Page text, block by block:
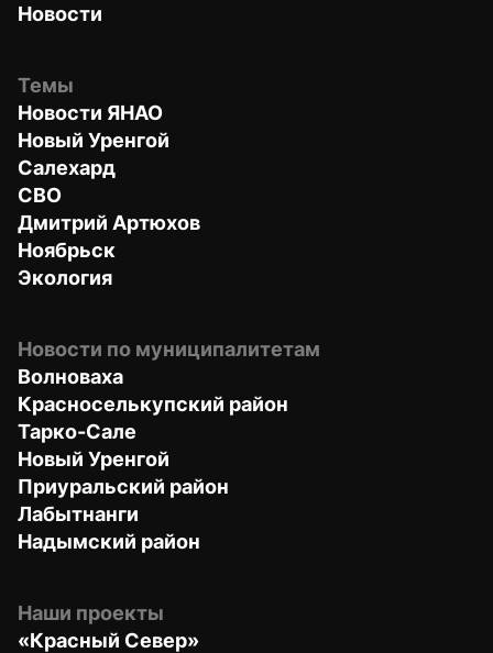
Новости
Темы
Новости ЯНАО
Новый Уренгой
Салехард
СВО
Дмитрий Артюхов
Ноябрьск
Экология
Новости по муниципалитетам
Волноваха
Красноселькупский район
Тарко-Сале
Новый Уренгой
Приуральский район
Лабытнанги
Надымский район
Наши проекты
«Красный Север»